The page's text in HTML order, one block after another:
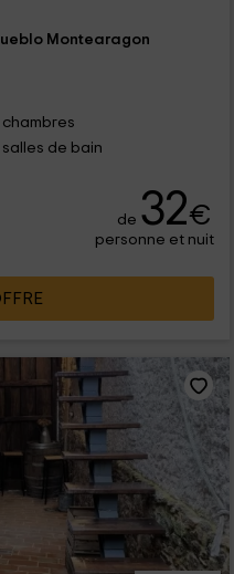
Montearagon
chambres
salles de bain
de 32€
personne et nuit